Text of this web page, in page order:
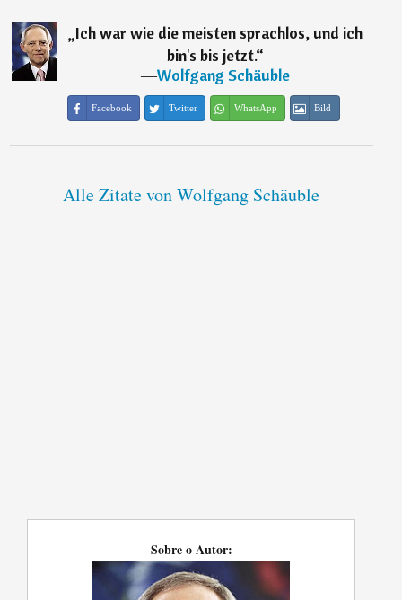
„Ich war wie die meisten sprachlos, und ich
bin's bis jetzt.“
―Wolfgang Schäuble
Facebook Twitter WhatsApp Bild
Alle Zitate von Wolfgang Schäuble
Sobre o Autor: